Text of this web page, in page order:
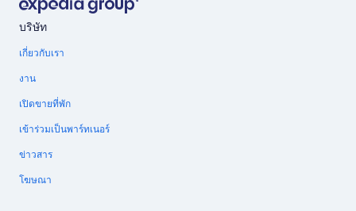
บริษัท
เกี่ยวกับเรา
งาน
เปิดขายที่พัก
เข้าร่วมเป็นพาร์ทเนอร์
ข่าวสาร
โฆษณา